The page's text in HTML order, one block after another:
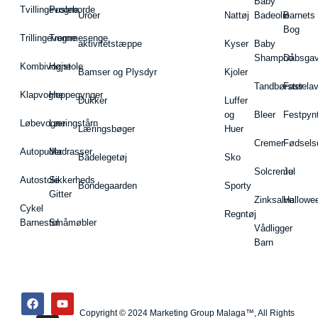
Tvillingevogne
Trillingevogne
Kombivogne
Klapvogne
Løbevogne
Autopuder
Autostole
Cykel
Barnestol
Pusleborde
Tremmesenge
Højstole
Hoppegynger
Læringstårn
Madrasser
Sikkerheds
Gitter
Småmøbler
Uroer
aktivitetstæppe
Bamser og Plysdyr
Dukker
Læringsbøger
Badelegetøj
Bondegaarden
Nattøj
Kyser
Kjoler
Luffer
og
Huer
Sko
Sporty
Regntøj
Badeolie
Baby
Shampoo
Tandbørster
Bleer
Cremer
Solcreme
Zinksalve
Vådligger
Barn
Barnets
Bog
Jul
Copyright © 2024 Marketing Group Malaga™, All Rights